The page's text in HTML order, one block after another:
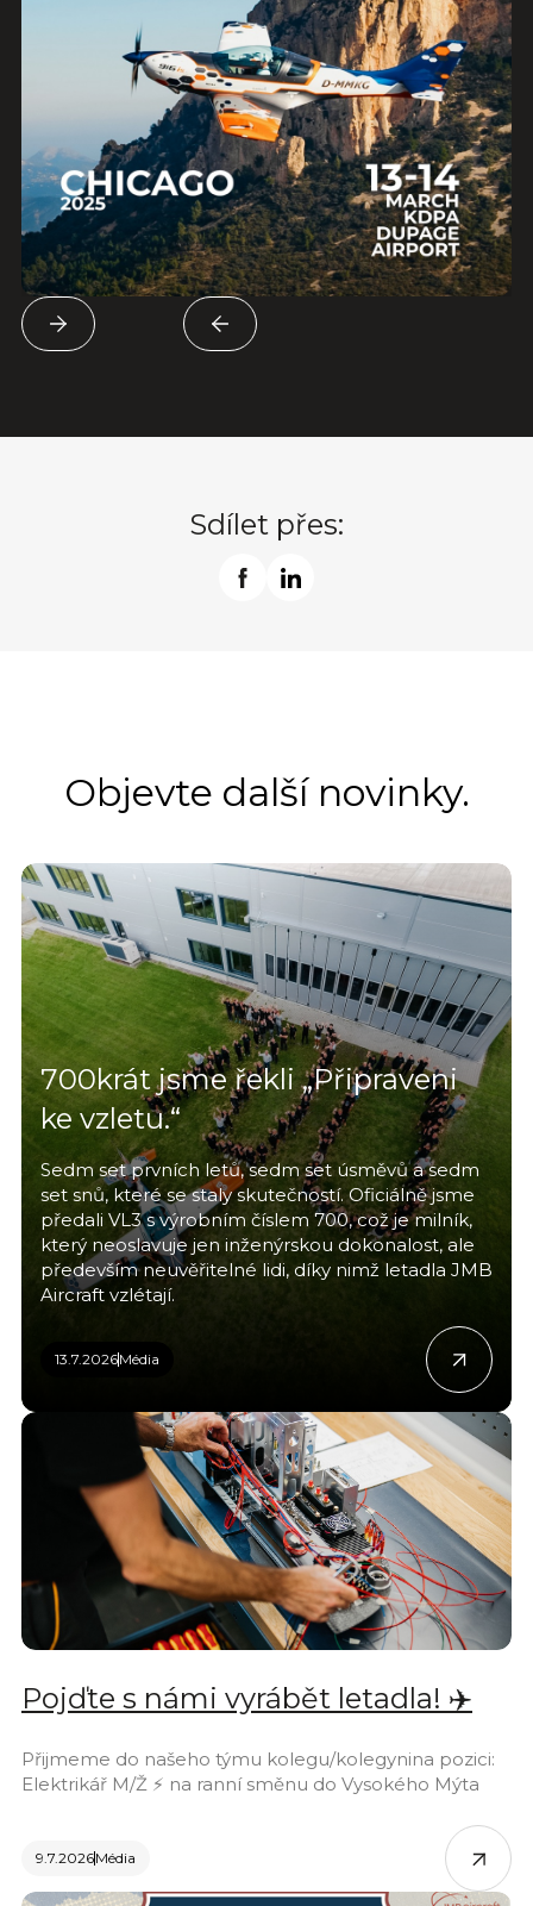
Sdílet přes:
Objevte další novinky.
700krát jsme řekli „Připraveni
ke vzletu.“
Sedm set prvních letů, sedm set úsměvů a sedm
set snů, které se staly skutečností. Oficiálně jsme
předali VL3 s výrobním číslem 700, což je milník,
který neoslavuje jen inženýrskou dokonalost, ale
především neuvěřitelné lidi, díky nimž letadla JMB
Aircraft vzlétají.
13.7.2026Média
Pojďte s námi vyrábět letadla! ✈️
Přijmeme do našeho týmu kolegu/kolegynina pozici:
Elektrikář M/Ž ⚡ na ranní směnu do Vysokého Mýta
9.7.2026Média